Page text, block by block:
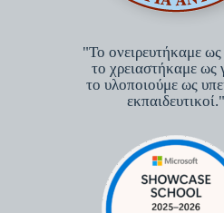
"Το ονειρευτήκαμε ως
το χρειαστήκαμε ως
το υλοποιούμε ως
εκπαιδευτικοί."